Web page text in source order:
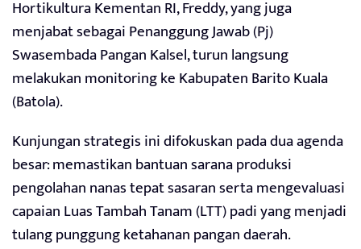
Hortikultura Kementan RI, Freddy, yang juga
menjabat sebagai Penanggung Jawab (Pj)
Swasembada Pangan Kalsel, turun langsung
melakukan monitoring ke Kabupaten Barito Kuala
(Batola).
Kunjungan strategis ini difokuskan pada dua agenda
besar: memastikan bantuan sarana produksi
pengolahan nanas tepat sasaran serta mengevaluasi
capaian Luas Tambah Tanam (LTT) padi yang menjadi
tulang punggung ketahanan pangan daerah.